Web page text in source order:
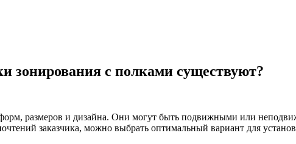
зонирования с полками существуют?
размеров и дизайна. Они могут быть подвижными или
заказчика, можно выбрать оптимальный вариант для